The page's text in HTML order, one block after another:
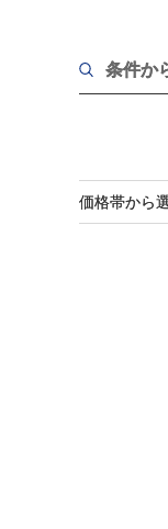
条件か
価格帯から